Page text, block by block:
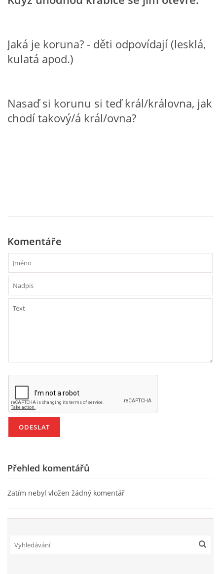
SPONZOŘI
Jaká je koruna? - děti odpovídají (lesklá,
kulatá apod.)
Nasaď si korunu si teď král/královna, jak
chodí takový/á král/ovna?
Komentáře
Přehled komentářů
Zatím nebyl vložen žádný komentář